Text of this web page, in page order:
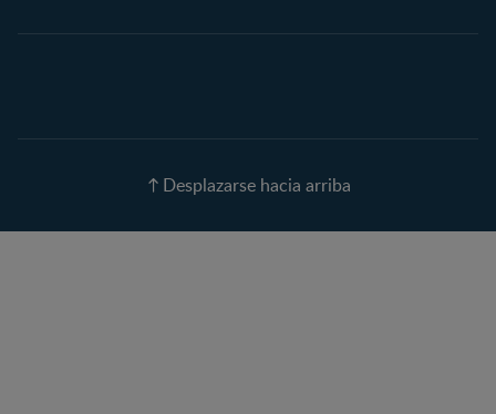
Calculadora de color de
Desplazarse hacia arriba